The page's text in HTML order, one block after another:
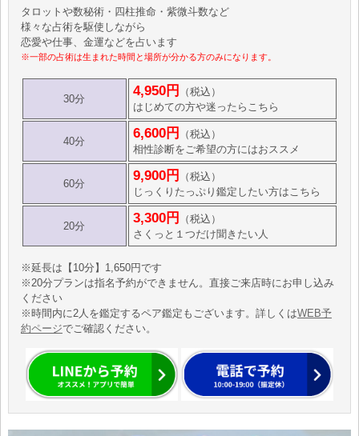
タロットや数秘術・四柱推命・紫微斗数など
様々な占術を駆使しながら
恋愛や仕事、金運などを占います
※一部の占術は生まれた時間と場所が分かる方のみになります。
30分
4,950円
（税込）
はじめての方や迷ったらこちら
40分
6,600円
（税込）
相性診断をご希望の方にはおススメ
60分
9,900円
（税込）
じっくりたっぷり鑑定したい方はこちら
20分
3,300円
（税込）
さくっと１つだけ聞きたい人
※延長は【10分】1,650円です
※20分プランは指名予約ができません。直接ご来店時にお申し込み
ください
※時間内に2人を鑑定するペア鑑定もございます。詳しくはWEB予
約ページでご確認ください。